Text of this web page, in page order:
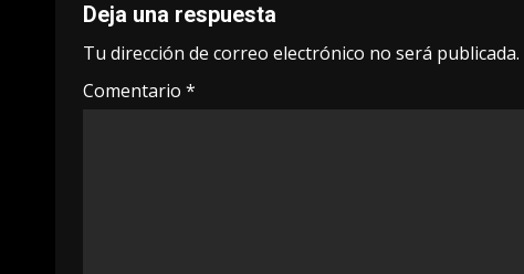
Deja una respuesta
Tu dirección de correo electrónico no será publicada.
Comentario *